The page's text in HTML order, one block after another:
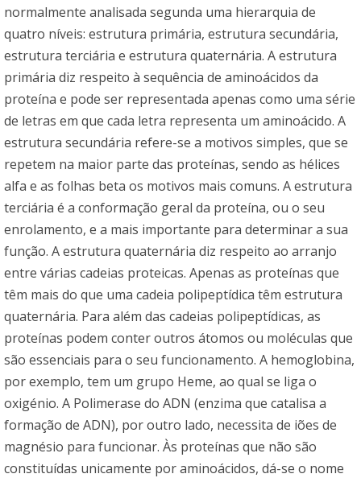
normalmente analisada segunda uma hierarquia de
quatro níveis: estrutura primária, estrutura secundária,
estrutura terciária e estrutura quaternária. A estrutura
primária diz respeito à sequência de aminoácidos da
proteína e pode ser representada apenas como uma série
de letras em que cada letra representa um aminoácido. A
estrutura secundária refere-se a motivos simples, que se
repetem na maior parte das proteínas, sendo as hélices
alfa e as folhas beta os motivos mais comuns. A estrutura
terciária é a conformação geral da proteína, ou o seu
enrolamento, e a mais importante para determinar a sua
função. A estrutura quaternária diz respeito ao arranjo
entre várias cadeias proteicas. Apenas as proteínas que
têm mais do que uma cadeia polipeptídica têm estrutura
quaternária. Para além das cadeias polipeptídicas, as
proteínas podem conter outros átomos ou moléculas que
são essenciais para o seu funcionamento. A hemoglobina,
por exemplo, tem um grupo Heme, ao qual se liga o
oxigénio. A Polimerase do ADN (enzima que catalisa a
formação de ADN), por outro lado, necessita de iões de
magnésio para funcionar. Às proteínas que não são
constituídas unicamente por aminoácidos, dá-se o nome